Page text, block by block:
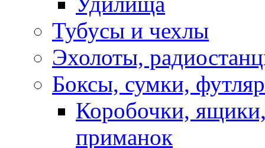
Тубусы и чехлы
Эхолоты,
Боксы, сумки,
Коробочки,
приманок